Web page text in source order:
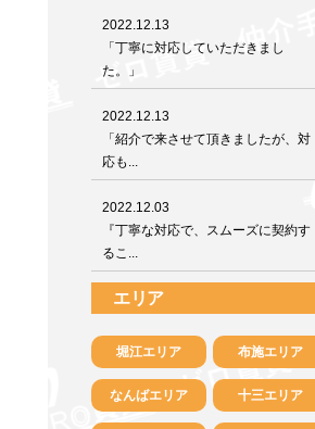
2022.12.13
「丁寧に対応していただきまし
た。」
2022.12.13
「紹介で来させて頂きましたが、対
応も...
2022.12.03
『丁寧な対応で、スムーズに契約す
るこ...
エリア
堀江エリア 布施エリア
なんばエリア 十三エリア